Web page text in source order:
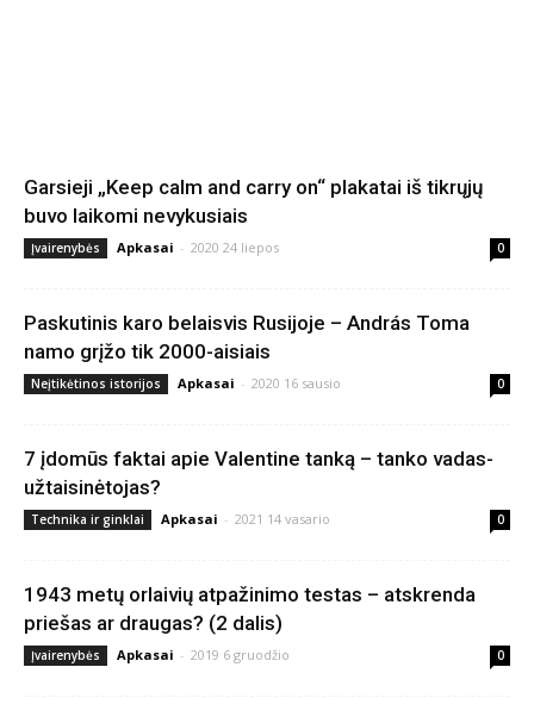
Garsieji „Keep calm and carry on“ plakatai iš tikrųjų
buvo laikomi nevykusiais
Įvairenybės Apkasai - 2020 24 liepos 0
Paskutinis karo belaisvis Rusijoje – András Toma
namo grįžo tik 2000-aisiais
Neįtikėtinos istorijos Apkasai - 2020 16 sausio 0
7 įdomūs faktai apie Valentine tanką – tanko vadas-
užtaisinėtojas?
Technika ir ginklai Apkasai - 2021 14 vasario 0
1943 metų orlaivių atpažinimo testas – atskrenda
priešas ar draugas? (2 dalis)
Įvairenybės Apkasai - 2019 6 gruodžio 0